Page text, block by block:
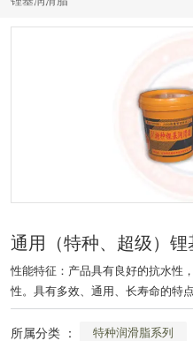
通用（特种、超级）锂
性能特征：产品具有良好的抗水性
性。具有多效、通用、长寿命的特点
所属分类 ： 特种润滑脂系列